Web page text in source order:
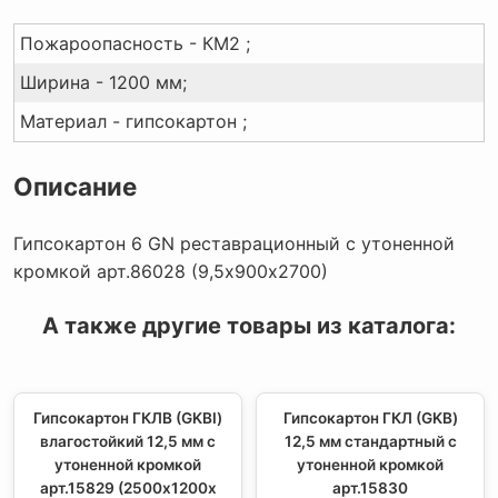
Пожароопасность - КМ2 ;
Ширина - 1200 мм;
Материал - гипсокартон ;
Описание
Гипсокартон 6 GN реставрационный с утоненной
кромкой арт.86028 (9,5х900х2700)
А также другие товары из каталога:
Гипсокартон ГКЛВ (GKBI)
влагостойкий 12,5 мм с
утоненной кромкой
арт.15829 (2500х1200х
Гипсокартон ГКЛ (GKB)
12,5 мм стандартный с
утоненной кромкой
арт.15830